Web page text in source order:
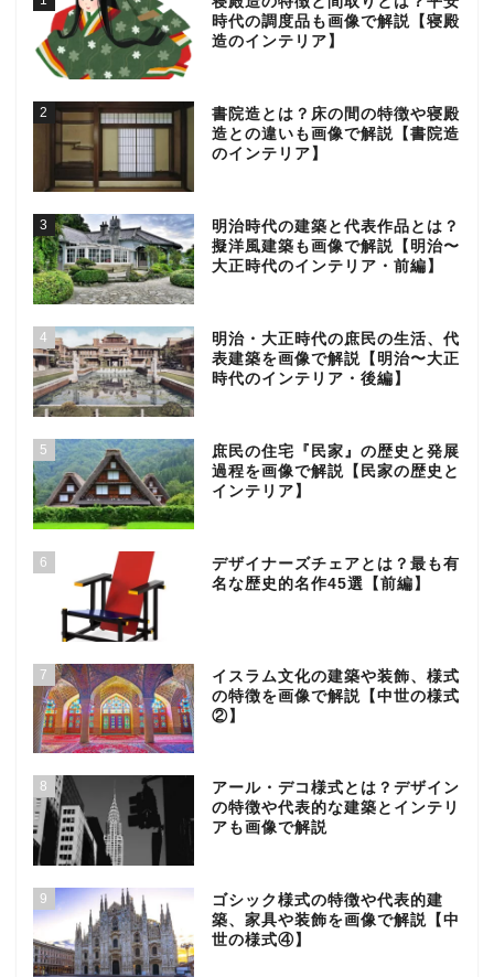
時代の調度品も画像で解説【寝殿
造のインテリア】
2
書院造とは？床の間の特徴や寝殿
造との違いも画像で解説【書院造
のインテリア】
3
明治時代の建築と代表作品とは？
擬洋風建築も画像で解説【明治〜
大正時代のインテリア・前編】
4
明治・大正時代の庶民の生活、代
表建築を画像で解説【明治〜大正
時代のインテリア・後編】
5
庶民の住宅『民家』の歴史と発展
過程を画像で解説【民家の歴史と
インテリア】
6
デザイナーズチェアとは？最も有
名な歴史的名作45選【前編】
7
イスラム文化の建築や装飾、様式
の特徴を画像で解説【中世の様式
②】
8
アール・デコ様式とは？デザイン
の特徴や代表的な建築とインテリ
アも画像で解説
9
ゴシック様式の特徴や代表的建
築、家具や装飾を画像で解説【中
世の様式④】